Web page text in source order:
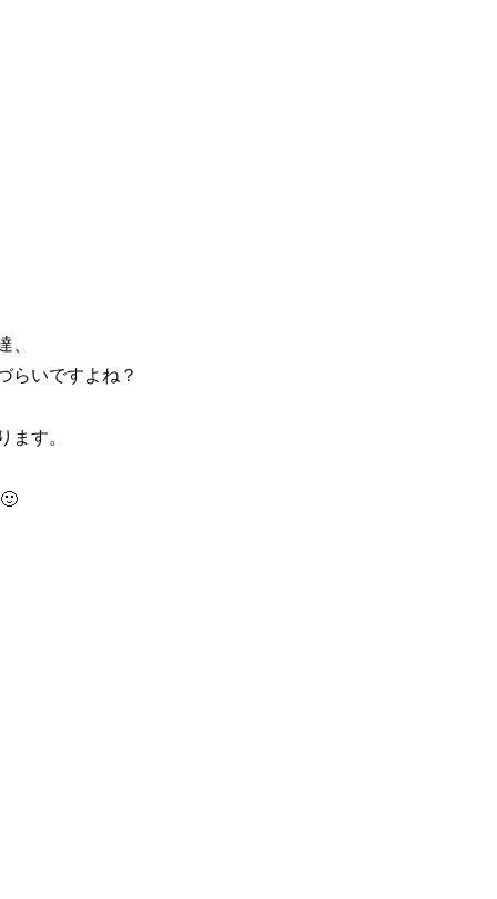
、
らいですよね？
ます。